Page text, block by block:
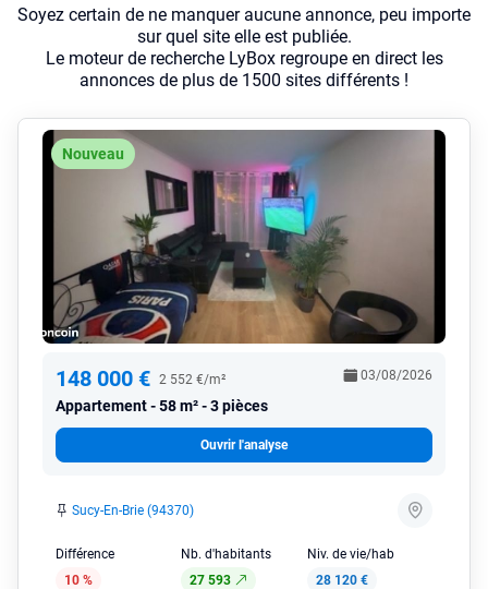
Soyez certain de ne manquer aucune annonce, peu importe
sur quel site elle est publiée.
Le moteur de recherche LyBox regroupe en direct les
annonces de plus de 1500 sites différents !
Nouveau
148 000 € 2 552 €/m²
Appartement 58 m² - 3 pièces
03/08/2026
Ouvrir l'analyse
Sucy-En-Brie (94370)
Différence
10 %
Nb. d'habitants
27 593
Niv. de vie/hab
28 120 €